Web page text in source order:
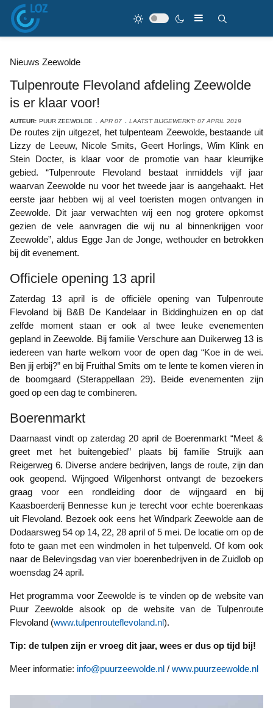
Nieuws Zeewolde
Tulpenroute Flevoland afdeling Zeewolde
is er klaar voor!
AUTEUR: PUUR ZEEWOLDE APR 07 LAATST BIJGEWERKT: 07 APRIL 2019
De routes zijn uitgezet, het tulpenteam Zeewolde, bestaande uit
Lizzy de Leeuw, Nicole Smits, Geert Horlings, Wim Klink en
Stein Docter, is klaar voor de promotie van haar kleurrijke
gebied. “Tulpenroute Flevoland bestaat inmiddels vijf jaar
waarvan Zeewolde nu voor het tweede jaar is aangehaakt. Het
eerste jaar hebben wij al veel toeristen mogen ontvangen in
Zeewolde. Dit jaar verwachten wij een nog grotere opkomst
gezien de vele aanvragen die wij nu al binnenkrijgen voor
Zeewolde”, aldus Egge Jan de Jonge, wethouder en betrokken
bij dit evenement.
Officiele opening 13 april
Zaterdag 13 april is de officiële opening van Tulpenroute
Flevoland bij B&B De Kandelaar in Biddinghuizen en op dat
zelfde moment staan er ook al twee leuke evenementen
gepland in Zeewolde. Bij familie Verschure aan Duikerweg 13 is
iedereen van harte welkom voor de open dag “Koe in de wei.
Ben jij erbij?” en bij Fruithal Smits om te lente te komen vieren in
de boomgaard (Sterappellaan 29). Beide evenementen zijn
goed op een dag te combineren.
Boerenmarkt
Daarnaast vindt op zaterdag 20 april de Boerenmarkt “Meet &
greet met het buitengebied” plaats bij familie Struijk aan
Reigerweg 6. Diverse andere bedrijven, langs de route, zijn dan
ook geopend. Wijngoed Wilgenhorst ontvangt de bezoekers
graag voor een rondleiding door de wijngaard en bij
Kaasboerderij Bennesse kun je terecht voor echte boerenkaas
uit Flevoland. Bezoek ook eens het Windpark Zeewolde aan de
Dodaarsweg 54 op 14, 22, 28 april of 5 mei. De locatie om op de
foto te gaan met een windmolen in het tulpenveld. Of kom ook
naar de Belevingsdag van vier boerenbedrijven in de Zuidlob op
woensdag 24 april.
Het programma voor Zeewolde is te vinden op de website van
Puur Zeewolde alsook op de website van de Tulpenroute
Flevoland (www.tulpenrouteflevoland.nl).
Tip: de tulpen zijn er vroeg dit jaar, wees er dus op tijd bij!
Meer informatie: info@puurzeewolde.nl / www.puurzeewolde.nl